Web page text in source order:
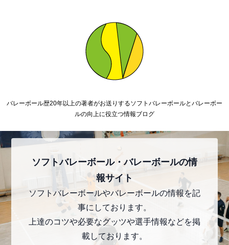
バレーボール歴20年以上の著者がお送りするソフトバレーボールとバレーボー
ルの向上に役立つ情報ブログ
ソフトバレーボール・バレーボールの情
報サイト
ソフトバレーボールやバレーボールの情報を記
事にしております。
上達のコツや必要なグッツや選手情報などを掲
載しております。